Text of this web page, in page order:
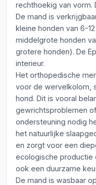
rechthoekig van vorm.
De mand is
kleine honden van 6-
middelgrote honden
grotere honden). De
interieur.
Het orthopedische
voor de wervelkolom,
hond. Dit is vooral
gewrichtsproblemen
ondersteuning nodig
het natuurlijke
en zorgt voor een
ecologische productie
ook een duurzame
De mand is wasbaar